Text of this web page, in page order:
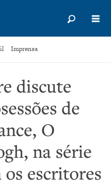
Imprensa
discute
de
O
na série
escritores